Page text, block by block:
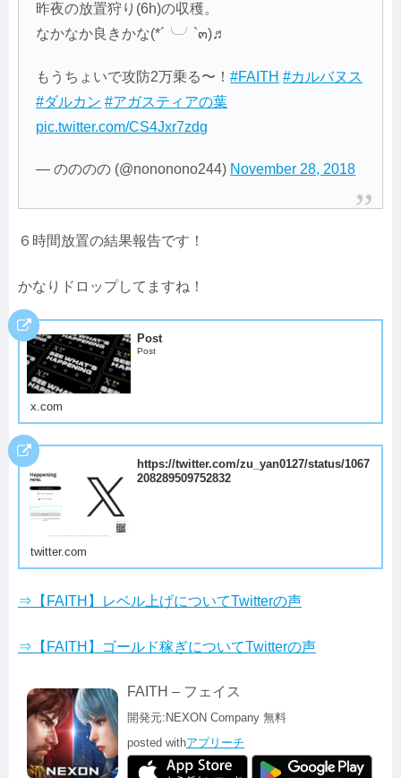
昨夜の放置狩り(6h)の収穫。
なかなか良きかな(*´╰╯`๓)♬
もうちょいで攻防2万乗る〜！#FAITH #カルバヌス
#ダルカン #アガスティアの葉
pic.twitter.com/CS4Jxr7zdg
— のののの (@nononono244) November 28, 2018
６時間放置の結果報告です！
かなりドロップしてますね！
Post
Post
x.com
https://twitter.com/zu_yan0127/status/1067
208289509752832
twitter.com
⇒【FAITH】レベル上げについてTwitterの声
⇒【FAITH】ゴールド稼ぎについてTwitterの声
FAITH – フェイス
開発元: NEXON Company 無料
posted withアプリーチ